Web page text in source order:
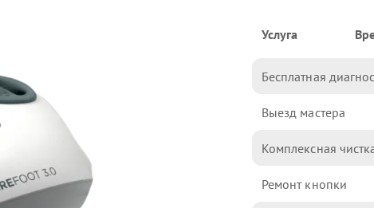
Услуга
Бесплатная
Выезд мастера
Комплексная
Ремонт кнопки